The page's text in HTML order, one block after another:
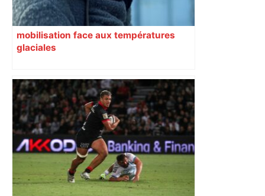
mobilisation face aux températures
glaciales